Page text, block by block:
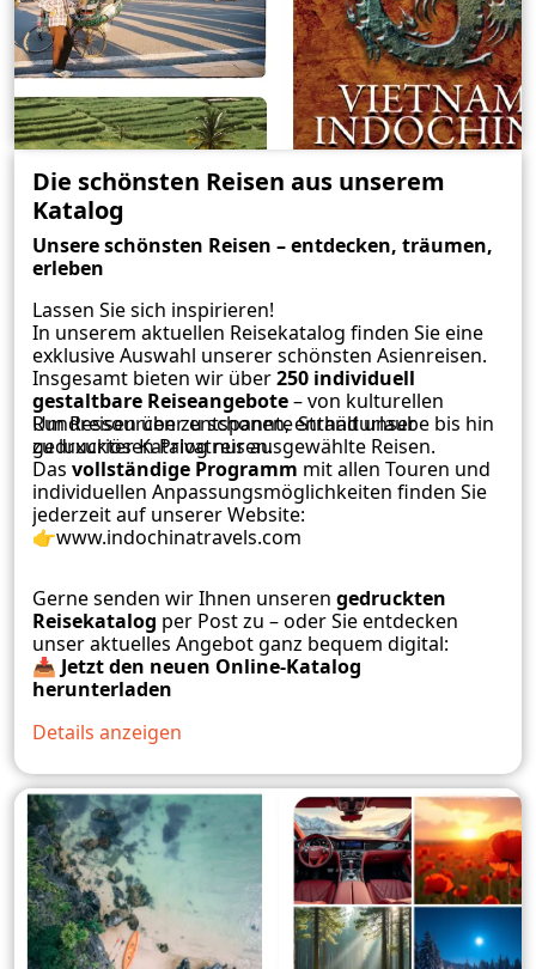
Die schönsten Reisen aus unserem
Katalog
Unsere schönsten Reisen – entdecken, träumen,
erleben
Lassen Sie sich inspirieren!
In unserem aktuellen Reisekatalog finden Sie eine
exklusive Auswahl unserer schönsten Asienreisen.
Insgesamt bieten wir über250 individuell
gestaltbare Reiseangebote– von kulturellen
Rundreisen über entspannte Strandurlaube bis hin
zu luxuriösen Privatreisen.
Um Ressourcen zu schonen, enthält unser
gedruckter Katalog nur ausgewählte Reisen.
Das vollständige Programm mit allen Touren und
individuellen Anpassungsmöglichkeiten finden Sie
jederzeit auf unserer Website:
👉www.indochinatravels.com
Gerne senden wir Ihnen unseren gedruckten
Reisekatalog per Post zu – oder Sie entdecken
unser aktuelles Angebot ganz bequem digital:
📥 Jetzt den neuen Online-Katalog
herunterladen
Details anzeigen